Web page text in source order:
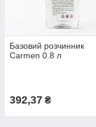
Базовий розчинник
Carmen 0.8 л
392,37 ₴